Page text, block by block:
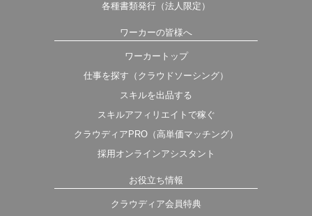
各種書類発行（法人限定）
ワーカーの皆様へ
ワーカートップ
仕事を探す（クラウドソーシング）
スキルを出品する
スキルアフィリエイトで稼ぐ
クラウディアPRO（高単価マッチング）
採用オンラインアシスタント
お役立ち情報
クラウディア会員特典